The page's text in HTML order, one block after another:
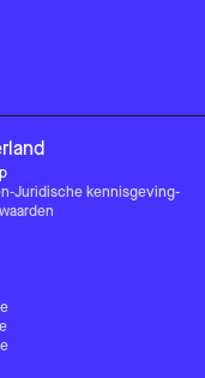
-Juridische kennisgeving-